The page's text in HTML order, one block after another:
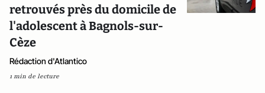
retrouvés près du domicile de
l'adolescent à Bagnols-sur-
Cèze
Rédaction d'Atlantico
1 min de lecture